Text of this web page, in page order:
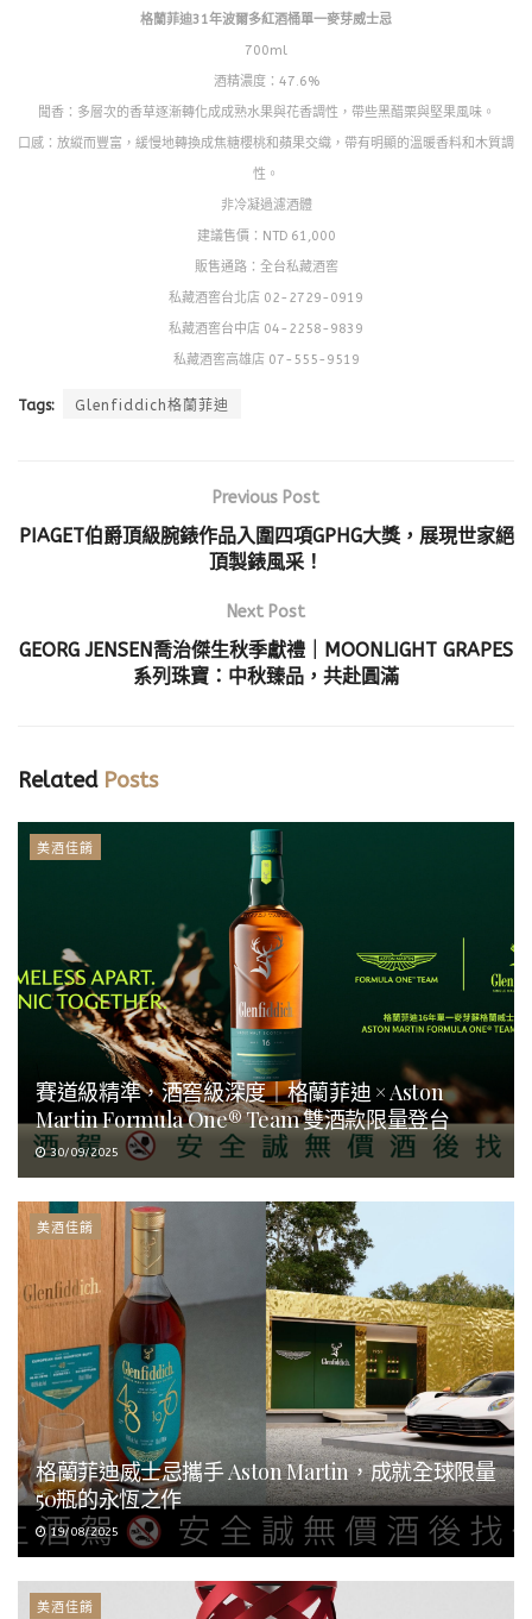
格蘭菲迪31年波爾多紅酒桶單一麥芽威士忌
700ml
酒精濃度：47.6%
聞香：多層次的香草逐漸轉化成成熟水果與花香調性，帶些黑醋栗與堅果風味。
口感：放縱而豐富，緩慢地轉換成焦糖櫻桃和蘋果交織，帶有明顯的溫暖香料和木質調
性。
非冷凝過濾酒體
建議售價：NTD 61,000
販售通路：全台私藏酒窖
私藏酒窖台北店 02-2729-0919
私藏酒窖台中店 04-2258-9839
私藏酒窖高雄店 07-555-9519
Tags: Glenfiddich格蘭菲迪
Previous Post
PIAGET伯爵頂級腕錶作品入圍四項GPHG大獎，展現世家絕
頂製錶風采！
Next Post
GEORG JENSEN喬治傑生秋季獻禮｜MOONLIGHT GRAPES
系列珠寶：中秋臻品，共赴圓滿
RelatedPosts
美酒佳餚
賽道級精準，酒窖級深度｜格蘭菲迪 × Aston
Martin Formula One® Team 雙酒款限量登台
30/09/2025
美酒佳餚
格蘭菲迪威士忌攜手 Aston Martin，成就全球限量
50瓶的永恆之作
19/08/2025
美酒佳餚